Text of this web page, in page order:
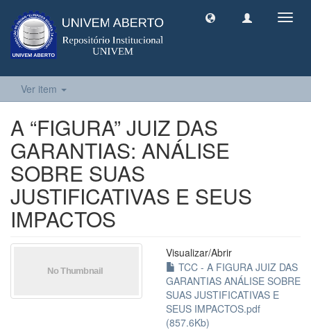
Ver item
A “FIGURA” JUIZ DAS
GARANTIAS: ANÁLISE
SOBRE SUAS
JUSTIFICATIVAS E SEUS
IMPACTOS
Visualizar/Abrir
TCC - A FIGURA JUIZ DAS
GARANTIAS ANÁLISE SOBRE
SUAS JUSTIFICATIVAS E
SEUS IMPACTOS.pdf
(857.6Kb)